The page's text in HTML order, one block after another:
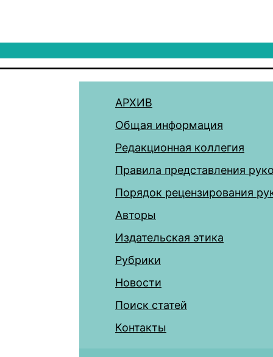
АРХИВ
Общая информация
Редакционная коллегия
Правила представления
Порядок рецензирования
Авторы
Издательская этика
Рубрики
Новости
Поиск статей
Контакты